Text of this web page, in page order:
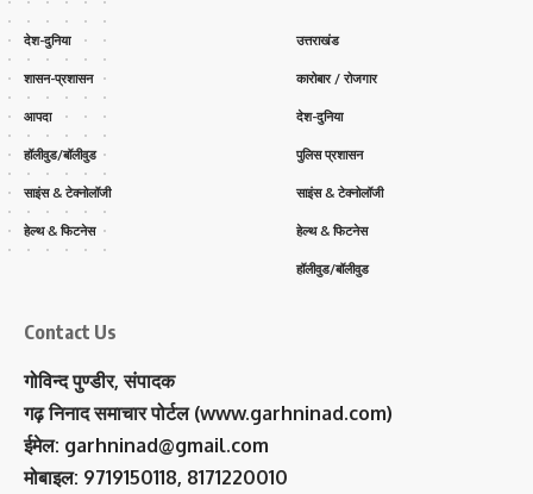
देश-दुनिया
शासन-प्रशासन
आपदा
हॉलीवुड/बॉलीवुड
साइंस & टेक्नोलॉजी
हेल्थ & फिटनेस
उत्तराखंड
कारोबार / रोजगार
देश-दुनिया
पुलिस प्रशासन
साइंस & टेक्नोलॉजी
हेल्थ & फिटनेस
हॉलीवुड/बॉलीवुड
Contact Us
गोविन्द पुण्डीर, संपादक
गढ़ निनाद समाचार पोर्टल (www.garhninad.com)
ईमेल: garhninad@gmail.com
मोबाइल: 9719150118, 8171220010